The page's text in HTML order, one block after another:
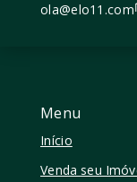
Menu
Início
Venda seu
ola@elo11.com